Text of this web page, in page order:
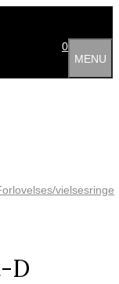
0
MENU
vielsesringe
D